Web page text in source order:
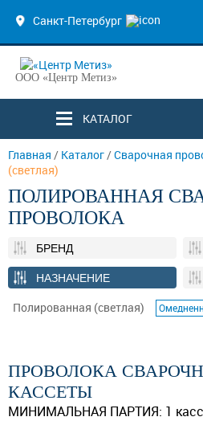
Санкт-Петербург
ООО «Центр Метиз»
КАТАЛОГ
Главная / Каталог/Сварочная
(светлая)
ПОЛИРОВАННАЯ
ПРОВОЛОКА
БРЕНД
НАЗНАЧЕНИЕ
Полированная (светлая)
ПРОВОЛОКА
КАССЕТЫ
МИНИМАЛЬНАЯ ПАРТИЯ: 1